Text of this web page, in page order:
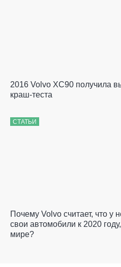
2016 Volvo XC90 получила
краш-теста
СТАТЬИ
Почему Volvo считает, что у
свои автомобили к 2020
мире?